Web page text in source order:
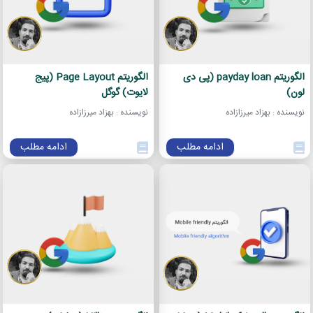
الگوریتم payday loan (پی دی
لون)
نویسنده : بهزاد میرزازاده
ادامه مطلب
الگوریتم Page Layout (پیج
لایوت) گوگل
نویسنده : بهزاد میرزازاده
ادامه مطلب